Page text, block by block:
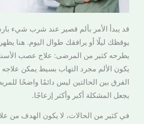
قد يبدأ الأمر بألم قصير عند شرب شيء
يوقظك ليلًا أو يرافقك طوال اليوم. هنا
يطرحه كثير من المرضى: علاج عصب
يكون الألم مجرد التهاب بسيط يمكن
الفرق بين الحالتين ليس دائمًا واضحًا
يجعل المشكلة أكبر وأكثر إزعاجًا.
في كثير من الحالات، لا يكون الهدف من